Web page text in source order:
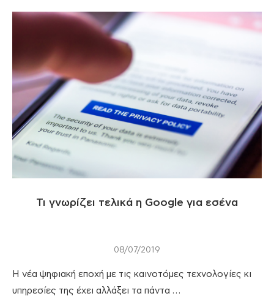
Τι γνωρίζει τελικά η Google για εσένα
08/07/2019
Η νέα ψηφιακή εποχή με τις καινοτόμες τεχνολογίες κι
υπηρεσίες της έχει αλλάξει τα πάντα …